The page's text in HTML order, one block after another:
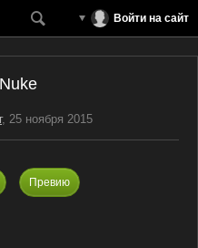
Войти на сайт
, 25 ноября 2015
Превию